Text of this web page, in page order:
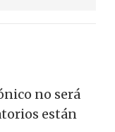
no será
están